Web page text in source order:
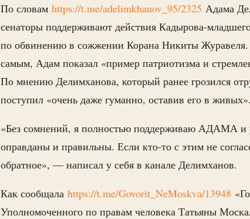
По словам https://t.me/adelimkhanov_95/2325 Адама
сенаторы поддерживают действия Кадырова-
по обвинению в сожжении Корана Никиты Журавеля.
самым, Адам показал «пример патриотизма и
По мнению Делимханова, который ранее грозился
поступил «очень даже гуманно, оставив его в живых».
«Без сомнений, я полностью поддерживаю АДАМА и
оправданы и правильны. Если кто-то с этим не
обратное», — написал у себя в канале Делимханов.
Как сообщала https://t.me/Govorit_NeMoskva/13948
Уполномоченного по правам человека Татьяны